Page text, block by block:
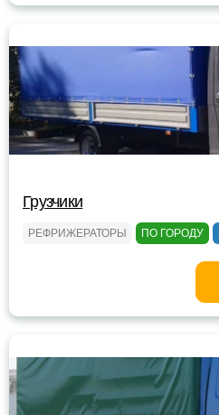
Грузчики
РЕФРИЖЕРАТОРЫ ПО ГОРОДУ